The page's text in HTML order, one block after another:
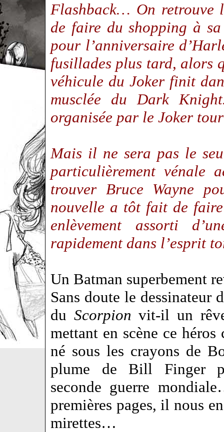
Flashback… On retrouve
de faire du shopping à
pour l’anniversaire
fusillades plus tard, alors
véhicule du Joker finit
musclée du Dark
organisée par le Joker
Mais il ne sera pas le
particulièrement vénale
trouver Bruce Wayne
nouvelle a tôt fait de
enlèvement assorti
rapidement dans l’esprit
Un Batman superbement
Sans doute le dessinateur
du Scorpion vit-il un
mettant en scène ce héros
né sous les crayons de
plume de Bill Finger
seconde guerre
premières pages, il nous
mirettes…